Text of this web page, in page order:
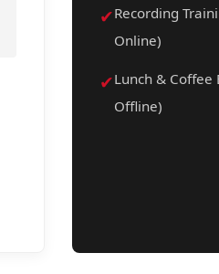
✔Recording
Online)
✔Lunch & Coffee
Offline)